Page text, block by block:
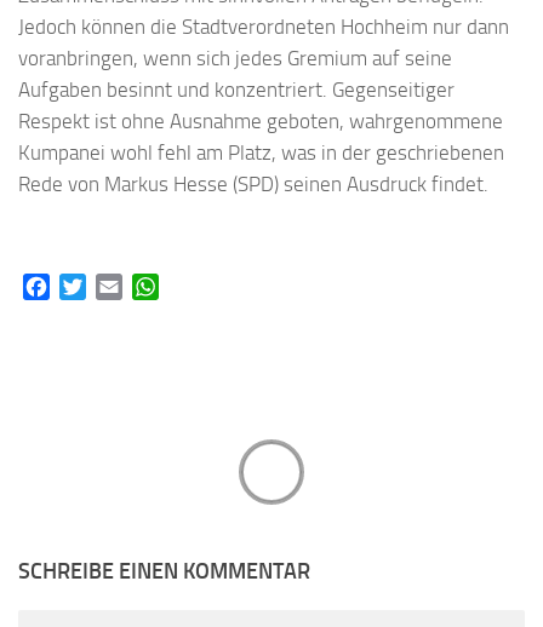
Jedoch können die Stadtverordneten Hochheim nur dann
voranbringen, wenn sich jedes Gremium auf seine
Aufgaben besinnt und konzentriert. Gegenseitiger
Respekt ist ohne Ausnahme geboten, wahrgenommene
Kumpanei wohl fehl am Platz, was in der geschriebenen
Rede von Markus Hesse (SPD) seinen Ausdruck findet.
FacebookTwitterEmail
SCHREIBE EINEN KOMMENTAR